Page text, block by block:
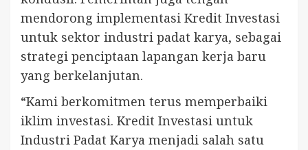
mendorong implementasi Kredit Investasi
untuk sektor industri padat karya, sebagai
strategi penciptaan lapangan kerja baru
yang berkelanjutan.
“Kami berkomitmen terus memperbaiki
iklim investasi. Kredit Investasi untuk
Industri Padat Karya menjadi salah satu